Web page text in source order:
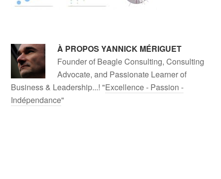
À PROPOSYANNICK MÉRIGUET
Founder of Beagle Consulting, Consulting
Advocate, and Passionate Learner of
Business & Leadership...! "Excellence - Passion -
Indépendance"